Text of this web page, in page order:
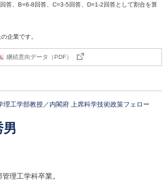
答、B=6-8回答、C=3-5回答、D=1-2回答として割合を算
企業です。
継続意向データ（PDF）
理工学部教授／内閣府 上席科学技術政策フェロー
理工学科卒業。